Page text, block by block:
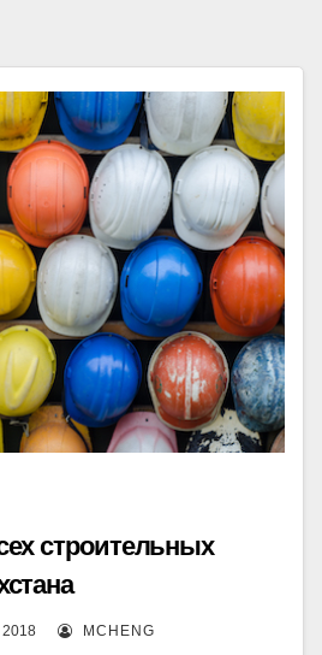
строительных
MCHENG